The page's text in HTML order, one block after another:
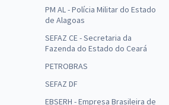
PM AL - Polícia Militar do Estado
de Alagoas
SEFAZ CE - Secretaria da
Fazenda do Estado do Ceará
PETROBRAS
SEFAZ DF
EBSERH - Empresa Brasileira de